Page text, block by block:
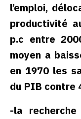
l’emploi,
productivité
p.c entre
moyen a
en 1970 les
du PIB contre
-la